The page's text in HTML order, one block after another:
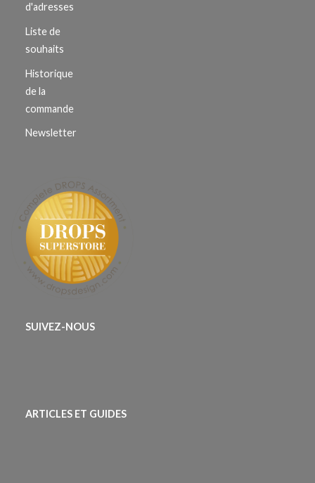
d'adresses
Liste de
souhaits
Historique
de la
commande
Newsletter
SUIVEZ-NOUS
ARTICLES ET GUIDES